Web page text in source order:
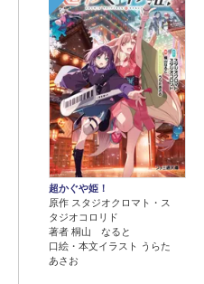
超かぐや姫！
原作 スタジオクロマト・ス
タジオコロリド
著者 桐山 なると
口絵・本文イラスト うらた
あさお